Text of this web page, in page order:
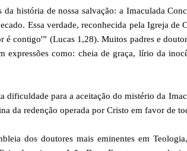
história de nossa salvação: a Imaculada
Essa verdade, reconhecida pela Igreja de
é contigo'” (Lucas 1,28). Muitos padres e
expressões como: cheia de graça, lírio da
dificuldade para a aceitação do mistério da
da redenção operada por Cristo em favor de
dos doutores mais eminentes em